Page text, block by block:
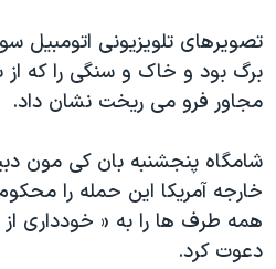
همایش محافظه‌کاران آمریکا
صفحه‌های ویژه
تصویرهای تلویزیونی اتومبیل
برگ بود و خاک و سنگی را که
مجاور فرو می ریخت نشان داد.
شامگاه پنجشنبه بان کی مون
خارجه آمریکا این حمله را
همه طرف ها را به « خودداری از
دعوت کرد.